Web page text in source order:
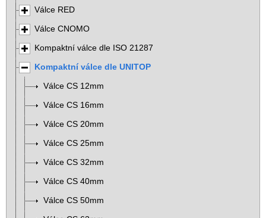
Válce RED
Válce CNOMO
Kompaktní válce dle ISO 21287
Kompaktní válce dle UNITOP
Válce CS 12mm
Válce CS 16mm
Válce CS 20mm
Válce CS 25mm
Válce CS 32mm
Válce CS 40mm
Válce CS 50mm